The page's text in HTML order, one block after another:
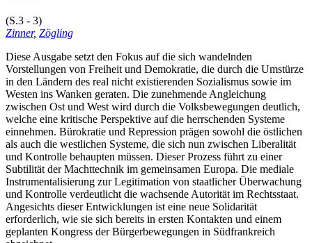
(S.3 - 3)
Zinner, Zögling
Diese Ausgabe setzt den Fokus auf die sich wandelnden
Vorstellungen von Freiheit und Demokratie, die durch die Umstürze
in den Ländern des real nicht existierenden Sozialismus sowie im
Westen ins Wanken geraten. Die zunehmende Angleichung
zwischen Ost und West wird durch die Volksbewegungen deutlich,
welche eine kritische Perspektive auf die herrschenden Systeme
einnehmen. Bürokratie und Repression prägen sowohl die östlichen
als auch die westlichen Systeme, die sich nun zwischen Liberalität
und Kontrolle behaupten müssen. Dieser Prozess führt zu einer
Subtilität der Machttechnik im gemeinsamen Europa. Die mediale
Instrumentalisierung zur Legitimation von staatlicher Überwachung
und Kontrolle verdeutlicht die wachsende Autorität im Rechtsstaat.
Angesichts dieser Entwicklungen ist eine neue Solidarität
erforderlich, wie sie sich bereits in ersten Kontakten und einem
geplanten Kongress der Bürgerbewegungen in Südfrankreich